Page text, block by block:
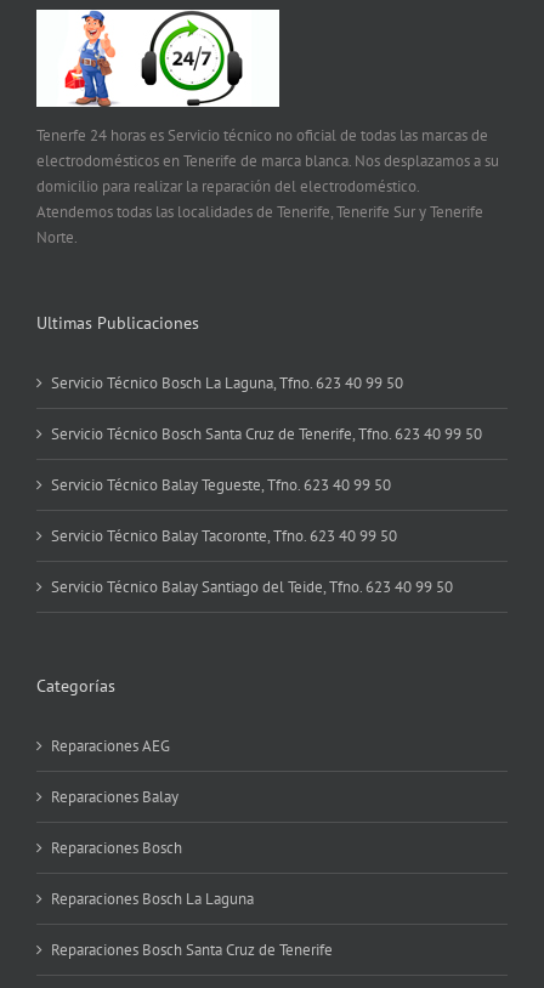
Tenerfe 24 horas es Servicio técnico no oficial de todas las marcas de
electrodomésticos en Tenerife de marca blanca. Nos desplazamos a su
domicilio para realizar la reparación del electrodoméstico.
Atendemos todas las localidades de Tenerife, Tenerife Sur y Tenerife
Norte.
Ultimas Publicaciones
Servicio Técnico Bosch La Laguna, Tfno. 623 40 99 50
Servicio Técnico Bosch Santa Cruz de Tenerife, Tfno. 623 40 99 50
Servicio Técnico Balay Tegueste, Tfno. 623 40 99 50
Servicio Técnico Balay Tacoronte, Tfno. 623 40 99 50
Servicio Técnico Balay Santiago del Teide, Tfno. 623 40 99 50
Categorías
Reparaciones AEG
Reparaciones Balay
Reparaciones Bosch
Reparaciones Bosch La Laguna
Reparaciones Bosch Santa Cruz de Tenerife